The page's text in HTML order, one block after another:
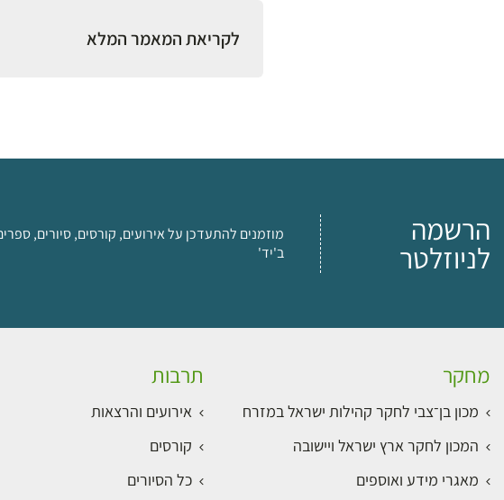
לקריאת המאמר המלא
הרשמה
לניוזלטר
מוזמנים להתעדכן על אירועים, קורסים, סיורים,
ב'יד'
מחקר
מכון בן־צבי לחקר קהילות ישראל במזרח
המכון לחקר ארץ ישראל ויישובה
מאגרי מידע ואוספים
תרבות
אירועים והרצאות
קורסים
כל הסיורים